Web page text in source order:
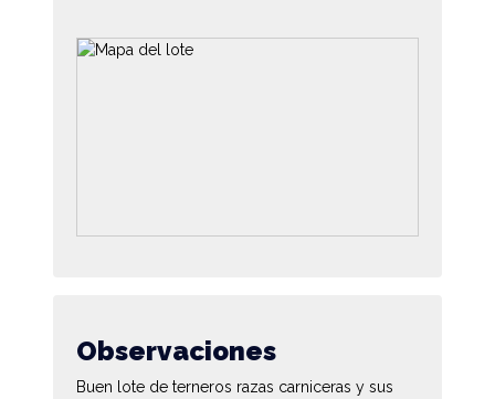
Observaciones
Buen lote de terneros razas carniceras y sus